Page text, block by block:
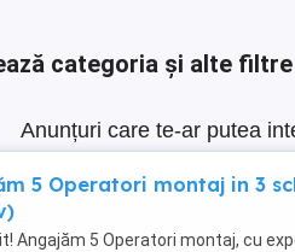
categoria și alte
Anunțuri care te-ar putea
5 Operatori montaj in 3
Angajăm 5 Operatori montaj, cu